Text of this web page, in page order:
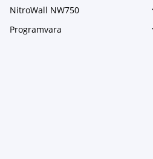
NitroWall NW750
Programvara